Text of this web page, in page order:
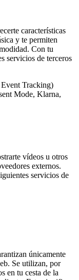
características
y te permiten
Con tu
servicios de terceros
Tracking)
Mode, Klarna,
vídeos u otros
externos.
servicios de
únicamente
Se utilizan, por
en tu cesta de la